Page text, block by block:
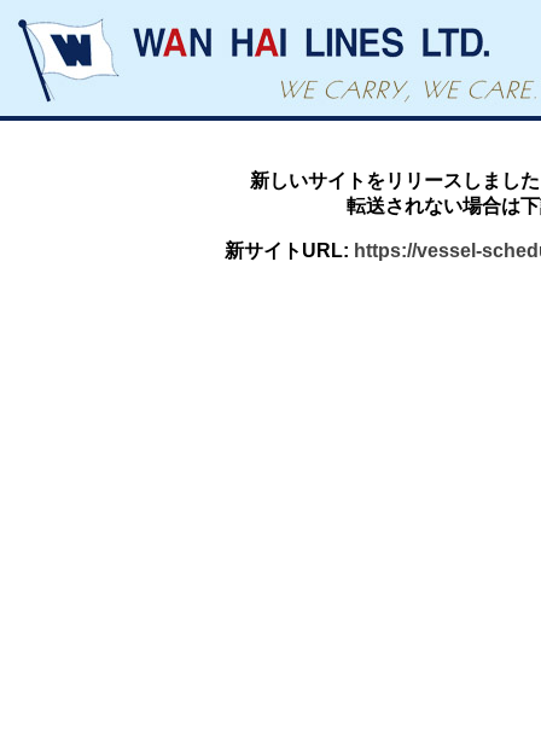
新しいサイトをリリースしまし
転送されない場合は
新サイトURL: https://vessel-